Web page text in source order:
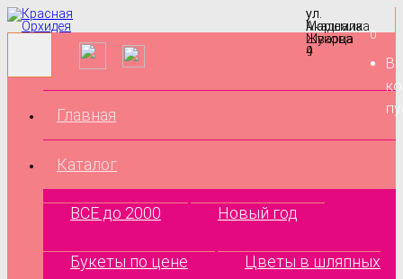
ул.
Маршала
Жукова
9
ул.
Академика
Шварца
4
0
В
Главная
Каталог
ВСЕ до 2000 Новый год
Букеты по цене Цветы в шляпных